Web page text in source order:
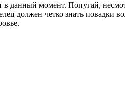
в данный момент. Попугай,
должен четко знать повадки